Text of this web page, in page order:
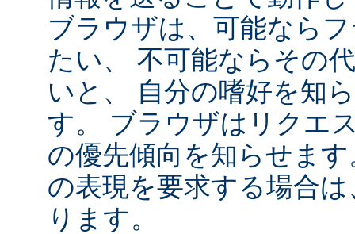
ブラウザは、可能なら
たい、 不可能ならその
いと、 自分の嗜好を知
す。 ブラウザはリクエ
の優先傾向を知らせま
の表現を要求する場合
ります。